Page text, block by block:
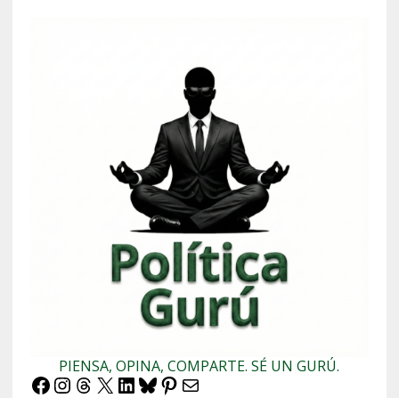
PIENSA, OPINA, COMPARTE. SÉ UN GURÚ.
Facebook
Instagram
Threads
X LinkedIn
Bluesky
Pinterest
Correo electrónico